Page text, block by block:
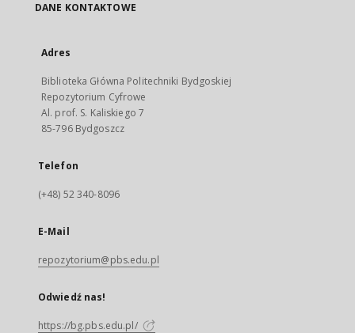
DANE KONTAKTOWE
Adres
Biblioteka Główna Politechniki Bydgoskiej
Repozytorium Cyfrowe
Al. prof. S. Kaliskiego 7
85-796 Bydgoszcz
Telefon
(+48) 52 340-8096
E-Mail
repozytorium@pbs.edu.pl
Odwiedź nas!
https://bg.pbs.edu.pl/